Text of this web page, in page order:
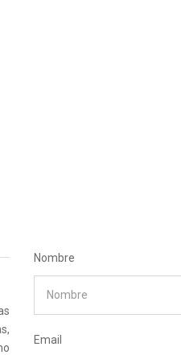
Nombre
Email